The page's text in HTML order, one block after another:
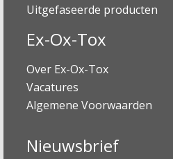
Uitgefaseerde producten
Ex-Ox-Tox
Over Ex-Ox-Tox
Vacatures
Algemene Voorwaarden
Nieuwsbrief